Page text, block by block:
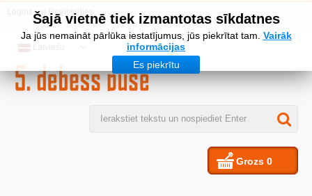
Šajā vietnē tiek izmantotas sīkdatnes
Ja jūs nemaināt pārlūka iestatījumus, jūs piekrītat tam. Vairāk
informācijas
Es piekrītu
vai Reģistrēties
Grozs 0